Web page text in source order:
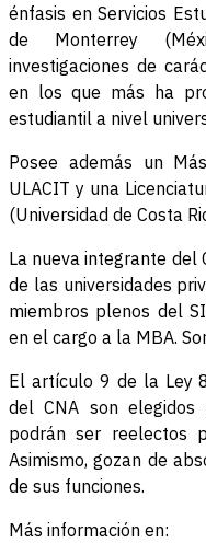
énfasis en Servicios
de Monterrey
investigaciones de
en los que más ha
estudiantil a nivel
Posee además un
ULACIT y una
(Universidad de Costa
La nueva integrante del
de las universidades
miembros plenos del
en el cargo a la MBA.
El artículo 9 de la Ley
del CNA son
podrán ser reelectos
Asimismo, gozan de
de sus funciones.
Más información en: